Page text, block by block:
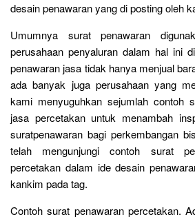
desain penawaran yang di posting oleh
Umumnya surat penawaran
perusahaan penyaluran dalam hal ini
penawaran jasa tidak hanya menjual
ada banyak juga perusahaan yang
kami menyuguhkan sejumlah contoh
jasa percetakan untuk menambah
suratpenawaran bagi perkembangan
telah mengunjungi contoh surat
percetakan dalam ide desain
kankim pada tag.
Contoh surat penawaran percetakan.